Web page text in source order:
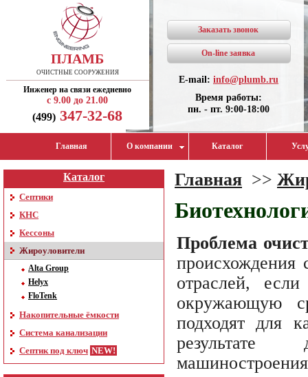
ПЛАМБ
ОЧИСТНЫЕ СООРУЖЕНИЯ
Инженер на связи ежедневно
с 9.00 до 21.00
(499) 347-32-68
Заказать звонок
On-line заявка
E-mail: info@plumb.ru
Время работы:
пн. - пт. 9:00-18:00
Главная О компании Каталог
Каталог
Септики
КНС
Кессоны
Жироуловители
Alta Group
Helyx
FloTenk
Накопительные ёмкости
Система канализации
Септик под ключ
Главная >>
Проблема
происхождения
отраслей,
окружающую
подходят для
результате